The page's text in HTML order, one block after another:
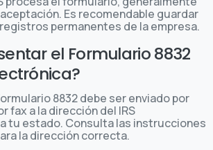
Es recomendable guardar
permanentes de la empresa.
el Formulario 8832
8832 debe ser enviado por
fax a la dirección del IRS
tu estado. Consulta las instrucciones
la dirección correcta.